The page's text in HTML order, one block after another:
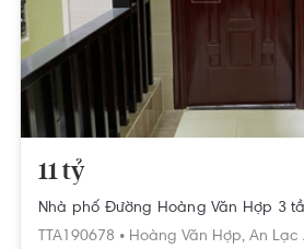
11 tỷ
TTA190678 • Hoàng Văn Hợp, An Lạc